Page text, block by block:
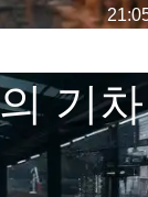
기차